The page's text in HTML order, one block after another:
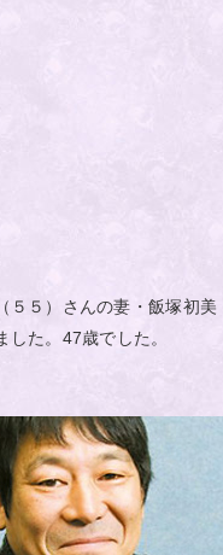
５５）さんの妻・飯塚初
た。47歳でした。